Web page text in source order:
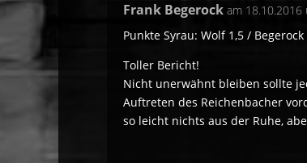
Frank Begerock am 18.10.2016
Punkte Syrau: Wolf 1,5 /
Toller Bericht!
Nicht unerwähnt bleiben sollte
Auftreten des Reichenbacher
so leicht nichts aus der Ruhe,